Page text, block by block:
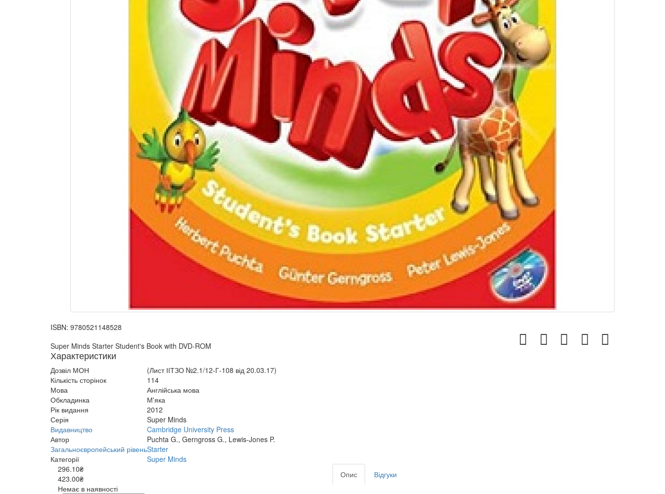
ISBN: 9780521148528
Super Minds Starter Student's Book with DVD-ROM
Характеристики
Дозвіл МОН
(Лист ІІТЗО №2.1/12-Г-108 від 20.03.17)
Кількість сторінок
114
Мова
Англійська мова
Обкладинка
М'яка
Рік видання
2012
Серія
Super Minds
Видавництво
Cambridge University Press
Автор
Puchta G., Gerngross G., Lewis-Jones P.
Загальноєвропейський рівеньStarter
Категорії
Super Minds
296.10₴
423.00₴
Немає в наявності
Опис Відгуки